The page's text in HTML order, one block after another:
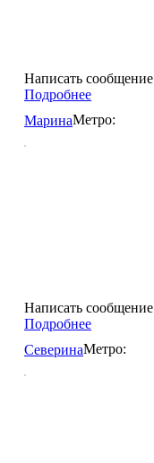
Написать сообщение
Подробнее
МаринаМетро:
Написать сообщение
Подробнее
СеверинаМетро: